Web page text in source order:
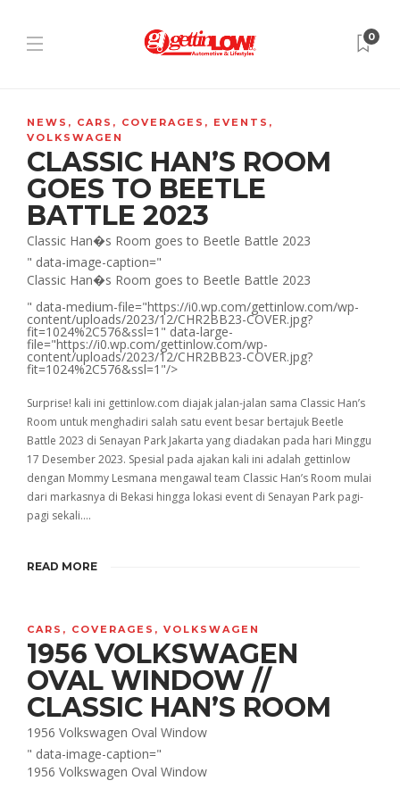
0
NEWS , CARS , COVERAGES , EVENTS ,
VOLKSWAGEN
CLASSIC HAN’S ROOM
GOES TO BEETLE
BATTLE 2023
Classic Han�s Room goes to Beetle Battle 2023
" data-image-caption="
Classic Han�s Room goes to Beetle Battle 2023
" data-medium-file="https://i0.wp.com/gettinlow.com/wp-
content/uploads/2023/12/CHR2BB23-COVER.jpg?
fit=1024%2C576&ssl=1" data-large-
file="https://i0.wp.com/gettinlow.com/wp-
content/uploads/2023/12/CHR2BB23-COVER.jpg?
fit=1024%2C576&ssl=1"/>
Surprise! kali ini gettinlow.com diajak jalan-jalan sama Classic Han’s
Room untuk menghadiri salah satu event besar bertajuk Beetle
Battle 2023 di Senayan Park Jakarta yang diadakan pada hari Minggu
17 Desember 2023. Spesial pada ajakan kali ini adalah gettinlow
dengan Mommy Lesmana mengawal team Classic Han’s Room mulai
dari markasnya di Bekasi hingga lokasi event di Senayan Park pagi-
pagi sekali….
READ MORE
CARS , COVERAGES , VOLKSWAGEN
1956 VOLKSWAGEN
OVAL WINDOW //
CLASSIC HAN’S ROOM
1956 Volkswagen Oval Window
" data-image-caption="
1956 Volkswagen Oval Window